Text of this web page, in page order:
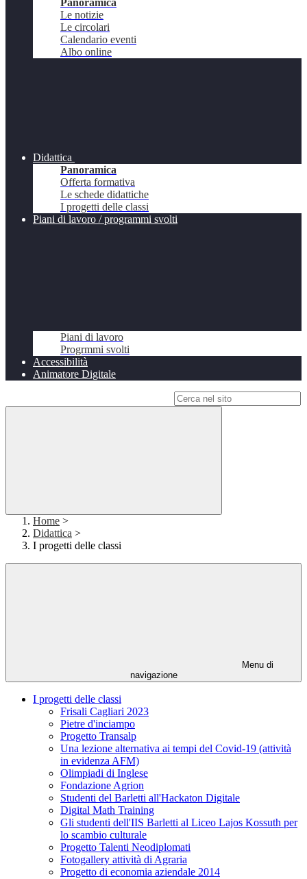
Panoramica
Le notizie
Le circolari
Calendario eventi
Albo online
Didattica
Panoramica
Offerta formativa
Le schede didattiche
I progetti delle classi
Piani di lavoro / programmi svolti
Piani di lavoro
Progrmmi svolti
Accessibilità
Animatore Digitale
Home >
Didattica >
I progetti delle classi
Menu di
navigazione
I progetti delle classi
Frisali Cagliari 2023
Pietre d'inciampo
Progetto Transalp
Una lezione alternativa ai tempi del Covid-19 (attività
in evidenza AFM)
Olimpiadi di Inglese
Fondazione Agrion
Studenti del Barletti all'Hackaton Digitale
Digital Math Training
Gli studenti dell'IIS Barletti al Liceo Lajos Kossuth per
lo scambio culturale
Progetto Talenti Neodiplomati
Fotogallery attività di Agraria
Progetto di economia aziendale 2014